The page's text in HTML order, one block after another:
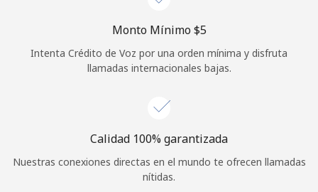
Monto Mínimo ⁦$5⁩
Intenta Crédito de Voz por una orden mínima y disfruta
llamadas internacionales bajas.
Calidad 100% garantizada
Nuestras conexiones directas en el mundo te ofrecen llamadas
nítidas.